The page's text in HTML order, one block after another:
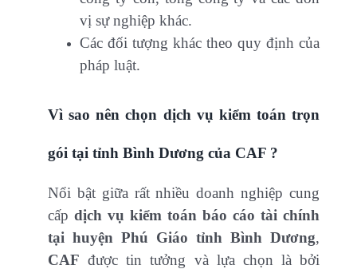
vị sự nghiệp khác.
Các đối tượng khác theo quy định của
pháp luật.
Vì sao nên chọn dịch vụ kiểm toán trọn
gói tại tỉnh Bình Dương của CAF ?
Nổi bật giữa rất nhiều doanh nghiệp cung
cấpdịch vụ kiểm toán báo cáo tài chính
tại huyện Phú Giáo tỉnh Bình Dương,
CAF được tin tưởng và lựa chọn là bởi